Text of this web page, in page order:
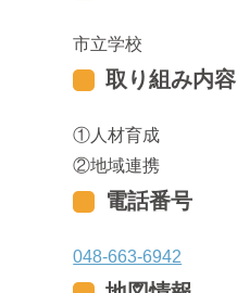
市立学校
取り組み内容
人材育成
地域連携
電話番号
048-663-6942